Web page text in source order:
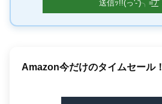
Amazon今だけのタイムセール！